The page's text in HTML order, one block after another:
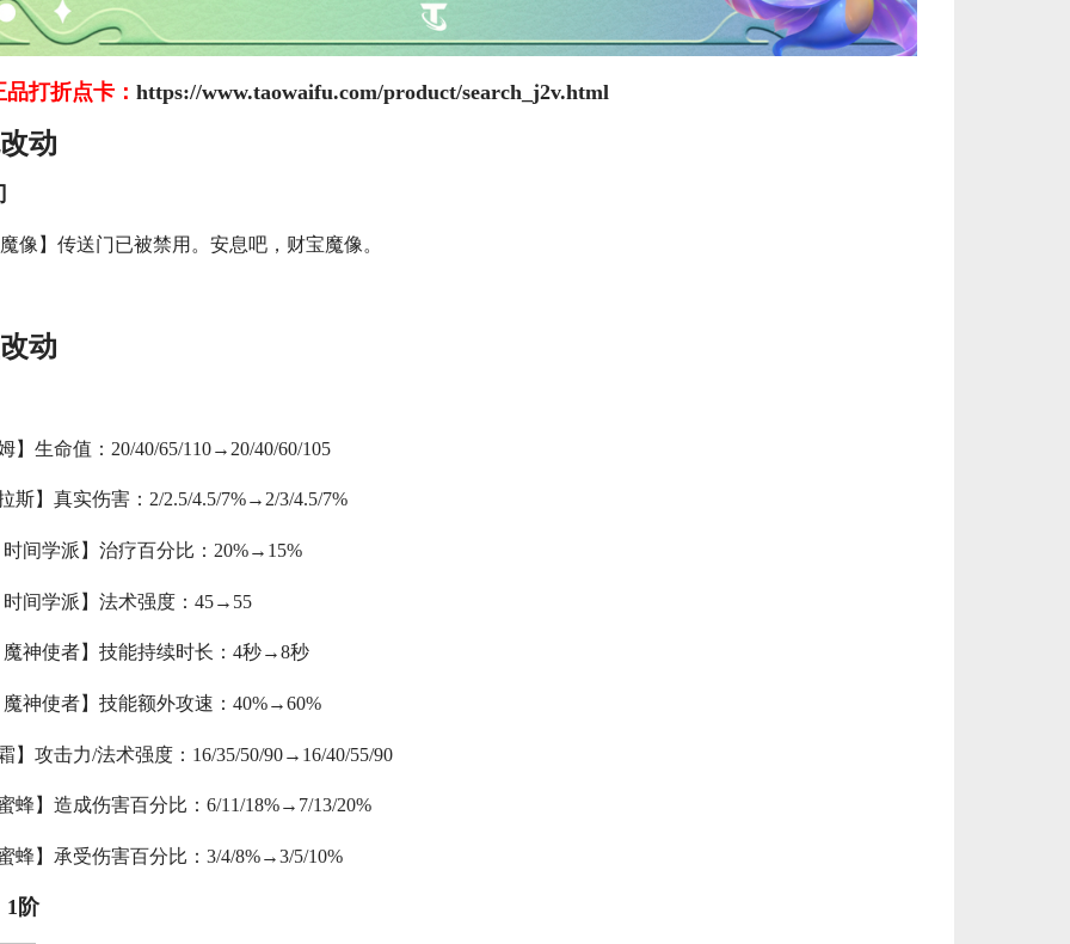
美服瓦罗兰特5350VP点数_官方点卡CDK卡密充值秒到账_Valorant Points Card（NA... 单价：￥323.38[已发货]
打折点卡： https://www.taowaifu.com/product/search_j2v.html
动
像】传送门已被禁用。安息吧，财宝魔像。
动
】生命值：20/40/65/110→20/40/60/105
斯】真实伤害：2/2.5/4.5/7%→2/3/4.5/7%
间学派】治疗百分比：20%→15%
间学派】法术强度：45→55
神使者】技能持续时长：4秒→8秒
神使者】技能额外攻速：40%→60%
】攻击力/法术强度：16/35/50/90→16/40/55/90
蜂】造成伤害百分比：6/11/18%→7/13/20%
蜂】承受伤害百分比：3/4/8%→3/5/10%
1阶